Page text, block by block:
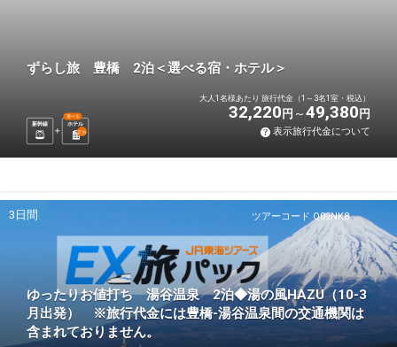
ずらし旅 豊橋 2泊＜選べる宿・ホテル＞
新幹線 ホテル
選べる
2泊
大人1名様あたり 旅行代金（1～3名1室・税込）
32,220 円 49,380 円
表示旅行代金について
ツアーコード Q02NK8
3日間
ゆったりお値打ち 湯谷温泉 2泊◆湯の風HAZU（10-3
月出発） ※旅行代金には豊橋-湯谷温泉間の交通機関は
含まれておりません。